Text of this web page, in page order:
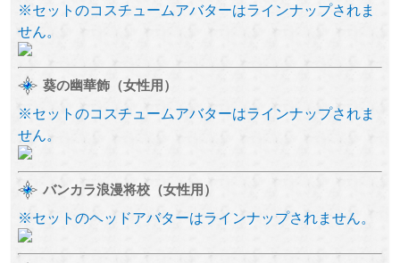
※セットのコスチュームアバターはラインナップされま
せん。
葵の幽華飾（女性用）
※セットのコスチュームアバターはラインナップされま
せん。
バンカラ浪漫将校（女性用）
※セットのヘッドアバターはラインナップされません。